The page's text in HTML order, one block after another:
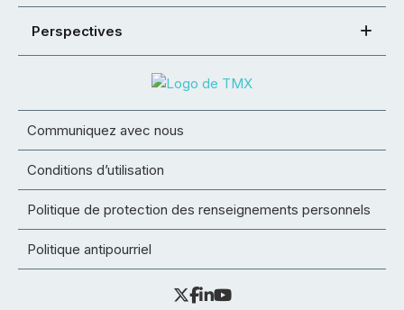
Perspectives
Communiquez avec nous
Conditions d’utilisation
Politique de protection des renseignements personnels
Politique antipourriel